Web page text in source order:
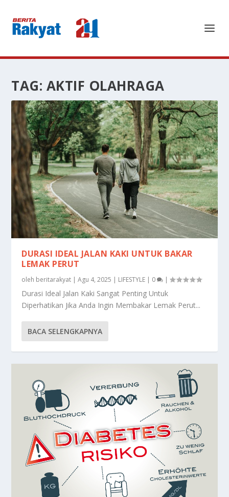
TAG: AKTIF OLAHRAGA
DURASI IDEAL JALAN KAKI UNTUK BAKAR
LEMAK PERUT
oleh beritarakyat |Agu 4, 2025 | LIFESTYLE | 0 |
Durasi Ideal Jalan Kaki Sangat Penting Untuk
Diperhatikan Jika Anda Ingin Membakar Lemak Perut...
BACA SELENGKAPNYA